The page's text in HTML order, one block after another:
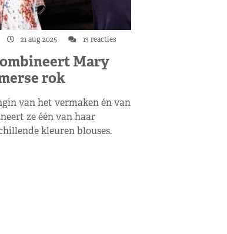
21 aug 2025 13 reacties
Mary
rok
van het vermaken én van
ze één van haar
kleuren blouses.